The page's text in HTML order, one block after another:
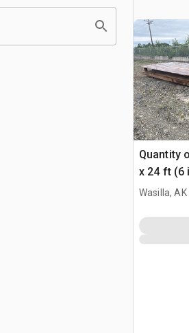
Quantity
x 24 ft (6
Shield
Wasilla, AK